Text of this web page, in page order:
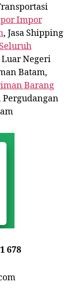
Impor
, Jasa Shipping
Luar Negeri
Batam,
Barang
Pergudangan
678